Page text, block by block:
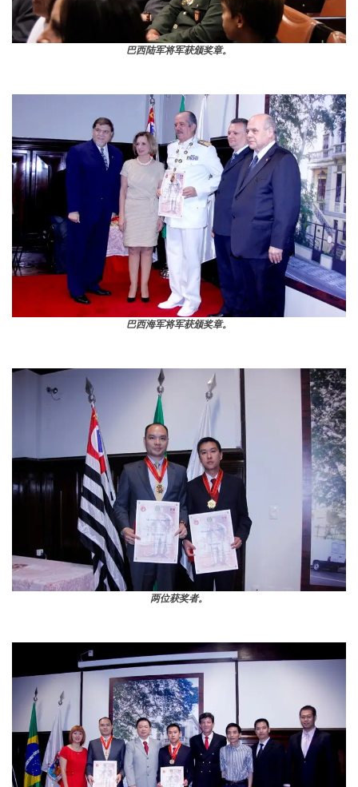
巴西陆军将军获颁奖章。
巴西海军将军获颁奖章。
两位获奖者。